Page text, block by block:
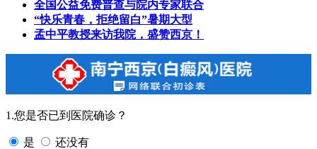
全国公益免费普查与院内专家联合
“快乐青春，拒绝留白”暑期大型
孟中平教授来访我院，盛赞西京！
1.您是否已到医院确诊？
是 还没有